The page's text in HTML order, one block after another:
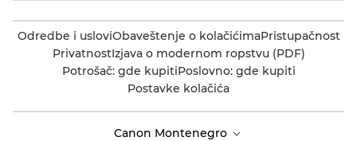
Odredbe i usloviObaveštenje o kolačićimaPristupačnost
PrivatnostIzjava o modernom ropstvu (PDF)
Potrošač: gde kupitiPoslovno: gde kupiti
Postavke kolačića
Canon Montenegro